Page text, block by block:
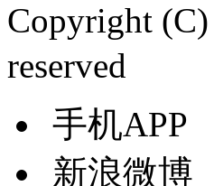
Copyright
reserved
手机APP
新浪微博